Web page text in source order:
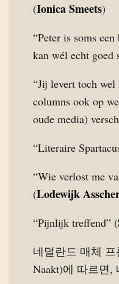
(Ionica Smeets)
“Peter is soms
kan wél echt goed
“Jij levert toch
columns ook op
oude media)
“Literaire
“Wie verlost me
(Lodewijk
“Pijnlijk treffend” (
네덜란드 매체 프
Naakt)에 따르면,